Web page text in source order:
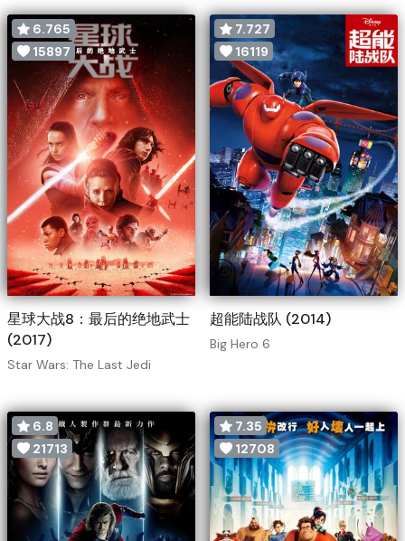
6.765
15897
星球大战8：最后的绝地武士
(2017)
Star Wars: The Last Jedi
7.727
16119
超能陆战队 (2014)
Big Hero 6
6.8
21713
7.35
12708